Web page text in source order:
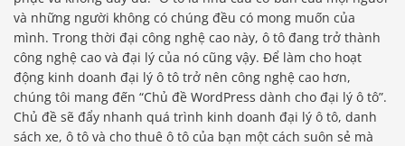
và những người không có chúng đều có mong muốn của
mình. Trong thời đại công nghệ cao này, ô tô đang trở thành
công nghệ cao và đại lý của nó cũng vậy. Để làm cho hoạt
động kinh doanh đại lý ô tô trở nên công nghệ cao hơn,
chúng tôi mang đến “Chủ đề WordPress dành cho đại lý ô tô”.
Chủ đề sẽ đẩy nhanh quá trình kinh doanh đại lý ô tô, danh
sách xe, ô tô và cho thuê ô tô của bạn một cách suôn sẻ mà